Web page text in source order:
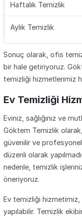
Haftalık Temizlik
Aylık Temizlik
Sonuç olarak, ofis
bir hale getiriyoruz.
temizliği hizmetlerimiz
Ev Temizliği
Eviniz, sağlığınız ve
Göktem Temizlik
güvenilir ve
düzenli olarak
nedenle, temizlik
öneriyoruz.
Ev temizliği hizmetimiz,
yapılabilir. Temizlik